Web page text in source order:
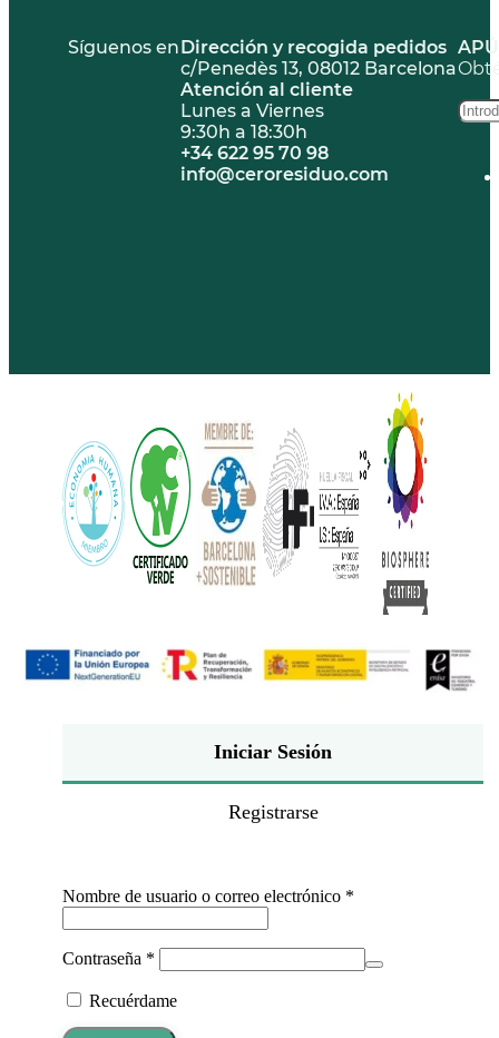
Síguenos enDirección y recogida pedidos
c/Penedès 13, 08012 Barcelona
Atención al cliente
Lunes a Viernes
9:30h a 18:30h
+34 622 95 70 98
info@ceroresiduo.com
Iniciar Sesión
Registrarse
Nombre de usuario o correo electrónico *
Contraseña *
Recuérdame